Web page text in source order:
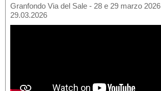
Granfondo Via del Sale - 28 e 29 marzo 2026
29.03.2026